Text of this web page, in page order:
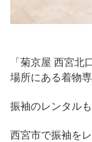
「菊京屋 西宮
場所にある着物専
振袖のレンタル
西宮市で振袖を